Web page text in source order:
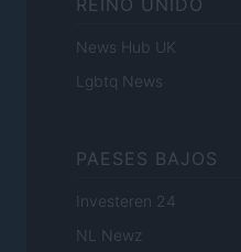
REINO UNIDO
News Hub UK
Lgbtq News
PAESES BAJOS
Investeren 24
NL Newz